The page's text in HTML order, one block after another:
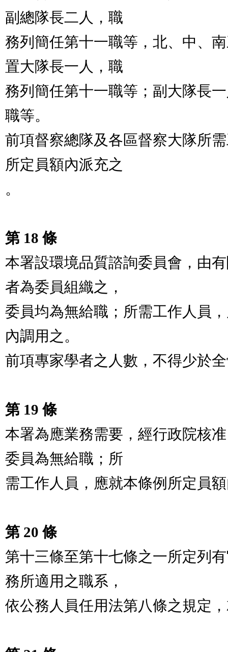
副總隊長二人，職
務列簡任第十一職等，北、中、
置大隊長一人，職
務列簡任第十一職等；副大隊長
職等。
前項督察總隊及各區督察大隊所
所定員額內派充之
。
第 18 條
本署設環境品質諮詢委員會，由
者為委員組織之，
委員均為無給職；所需工作人員
內調用之。
前項專家學者之人數，不得少於
第 19 條
本署為應業務需要，經行政院核
委員為無給職；所
需工作人員，應就本條例所定員
第 20 條
第十三條至第十七條之一所定列
務所適用之職系，
依公務人員任用法第八條之規定